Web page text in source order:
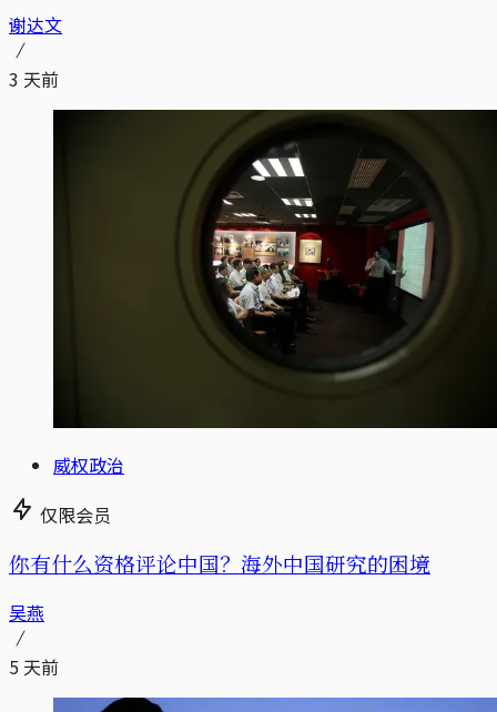
谢达文
3 天前
威权政治
仅限会员
你有什么资格评论中国？海外中国研究的困境
吴燕
5 天前